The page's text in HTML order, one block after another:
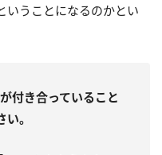
いうことになるのかとい
付き合っていること
。